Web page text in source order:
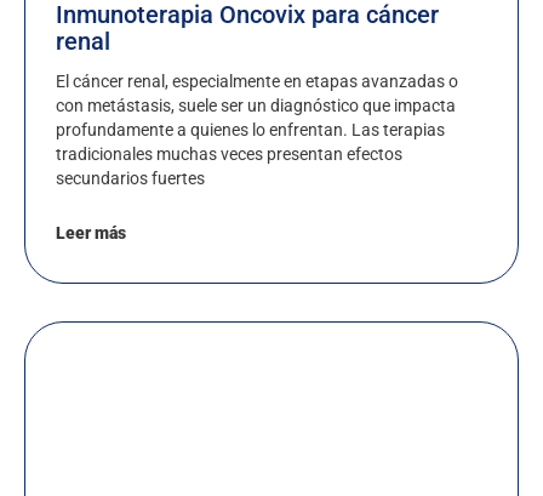
Inmunoterapia Oncovix para cáncer
renal
El cáncer renal, especialmente en etapas avanzadas o
con metástasis, suele ser un diagnóstico que impacta
profundamente a quienes lo enfrentan. Las terapias
tradicionales muchas veces presentan efectos
secundarios fuertes
Leer más